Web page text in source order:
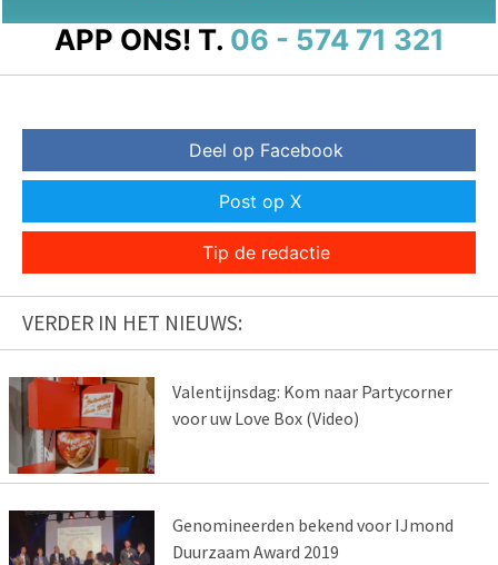
APP ONS! T. 06 - 574 71 321
Deel op Facebook
Post op X
Tip de redactie
VERDER IN HET NIEUWS:
Valentijnsdag: Kom naar Partycorner
voor uw Love Box (Video)
Genomineerden bekend voor IJmond
Duurzaam Award 2019